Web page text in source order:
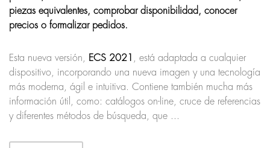
piezas equivalentes, comprobar disponibilidad, conocer
precios o formalizar pedidos.
Esta nueva versión, ECS 2021
, está adaptada a cualquier
dispositivo, incorporando una nueva imagen y una tecnología
más moderna, ágil e intuitiva. Contiene también mucha más
información útil, como: catálogos on-line, cruce de referencias
y diferentes métodos de búsqueda, que ...